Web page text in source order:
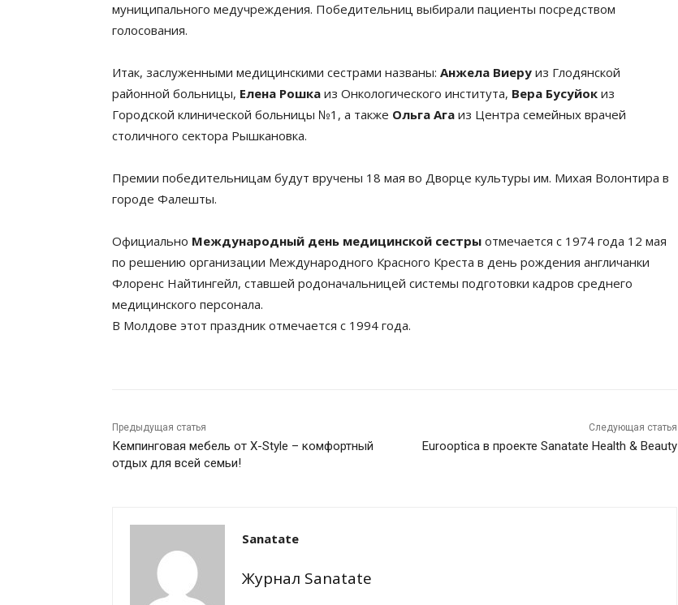
муниципального медучреждения. Победительниц выбирали пациенты посредством
голосования.
Итак, заслуженными медицинскими сестрами названы: Анжела Виеру из Глодянской
районной больницы, Елена Рошка из Онкологического института, Вера Бусуйок из
Городской клинической больницы №1, а также Ольга Ага из Центра семейных врачей
столичного сектора Рышкановка.
Премии победительницам будут вручены 18 мая во Дворце культуры им. Михая Волонтира в
городе Фалешты.
Официально Международный день медицинской сестры отмечается с 1974 года 12 мая
по решению организации Международного Красного Креста в день рождения англичанки
Флоренс Найтингейл, ставшей родоначальницей системы подготовки кадров среднего
медицинского персонала.
В Молдове этот праздник отмечается с 1994 года.
Предыдущая статья
Кемпинговая мебель от X-Style – комфортный
отдых для всей семьи!
Следующая статья
Eurooptica в проекте Sanatate Health & Beauty
Sanatate
Журнал Sanatate